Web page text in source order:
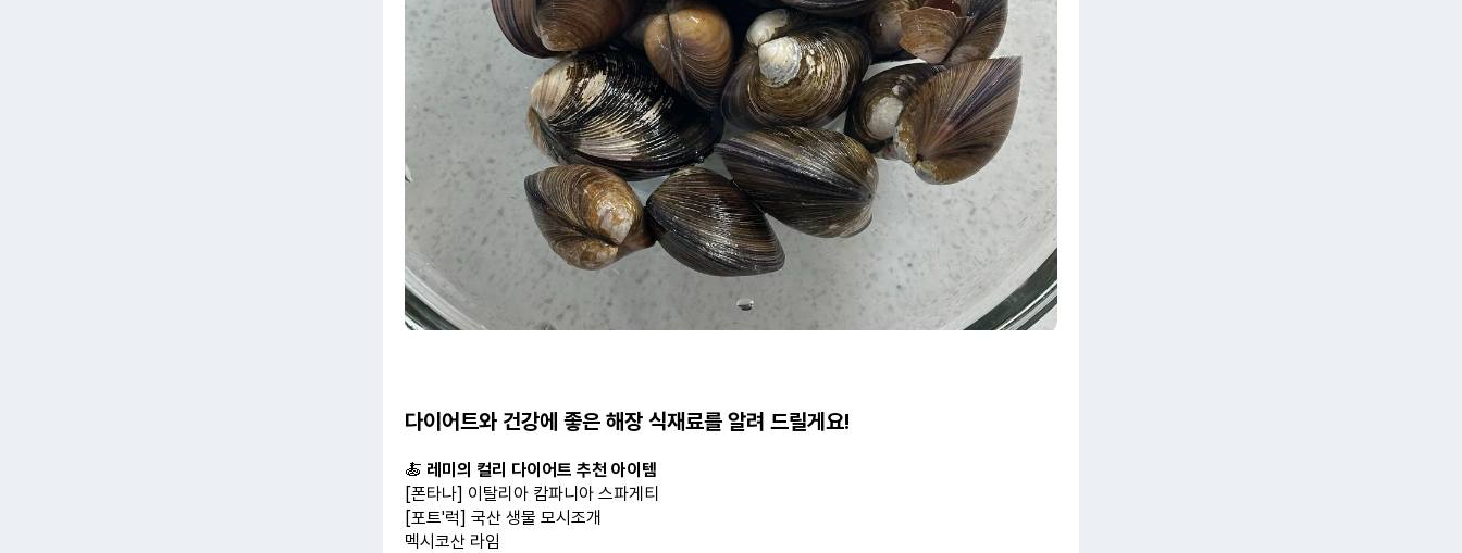
다이어트와 건강에 좋은 해장 식재료를 알려 드릴게요!
🍝 레미의 컬리 다이어트 추천 아이템
[폰타나] 이탈리아 캄파니아 스파게티
[포트'럭] 국산 생물 모시조개
멕시코산 라임